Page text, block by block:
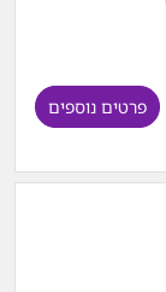
פרטים נוספים